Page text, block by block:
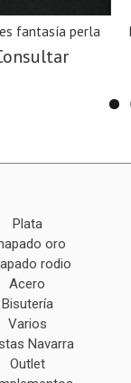
fantasía perla
Plata
oro
rodio
Acero
Bisutería
Varios
Navarra
Outlet